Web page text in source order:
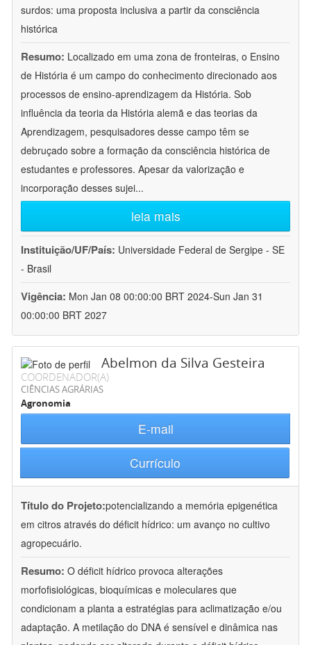
surdos: uma proposta inclusiva a partir da consciência
histórica
Resumo: Localizado em uma zona de fronteiras, o Ensino
de História é um campo do conhecimento direcionado aos
processos de ensino-aprendizagem da História. Sob
influência da teoria da História alemã e das teorias da
Aprendizagem, pesquisadores desse campo têm se
debruçado sobre a formação da consciência histórica de
estudantes e professores. Apesar da valorização e
incorporação desses sujei...
leia mais
Instituição/UF/País: Universidade Federal de Sergipe - SE
- Brasil
Vigência: Mon Jan 08 00:00:00 BRT 2024-Sun Jan 31
00:00:00 BRT 2027
Abelmon da Silva Gesteira
COORDENADOR(A)
CIÊNCIAS AGRÁRIAS
Agronomia
E-mail
Currículo
Título do Projeto:potencializando a memória epigenética
em citros através do déficit hídrico: um avanço no cultivo
agropecuário.
Resumo: O déficit hídrico provoca alterações
morfofisiológicas, bioquímicas e moleculares que
condicionam a planta a estratégias para aclimatização e/ou
adaptação. A metilação do DNA é sensível e dinâmica nas